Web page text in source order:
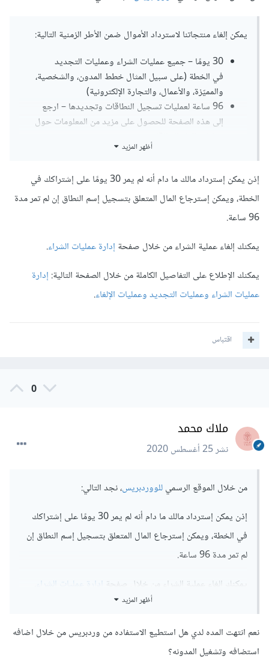
يمكن إلغاء منتجاتنا لاسترداد الأموال ضمن الأطر الزمنية التالية:
30 يومًا – جميع عمليات الشراء وعمليات التجديد
في الخطة (على سبيل المثال خطط المدون، والشخصية،
والمميّزة، والأعمال، والتجارة الإلكترونية)
96 ساعة لعمليات تسجيل النطاقات وتجديدها – ارجع
إلى هذه الصفحة للحصول على مزيد من المعلومات حول
30 يومًا من شراء خدمة النقل الموجَّه، أو بمجرد نقل الموقع
30 يومًا من شراء تراخيص البريد الإلكتروني الخاصة بـ G-
Suite والقوالب المميّزة
أظهر المزيد
إذن يمكن إسترداد مالك ما دام أنه لم يمر 30 يومًا على إشتراكك في
الخطة، ويمكن إسترجاع المال المتعلق بتسجيل إسم النطاق إن لم تمر مدة
96 ساعة.
يمكنك إلغاء عملية الشراء من خلال صفحةإدارة عمليات الشراء.
يمكنك الإطلاع على التفاصيل الكاملة من خلال الصفحة التالية: إدارة
عمليات الشراء وعمليات التجديد وعمليات الإلغاء.
اقتباس
0
ملاك محمد
نشر25 أغسطس 2020
من خلال الموقع الرسميللووردبريس، نجد التالي:
إذن يمكن إسترداد مالك ما دام أنه لم يمر 30 يومًا على إشتراكك
في الخطة، ويمكن إسترجاع المال المتعلق بتسجيل إسم النطاق إن
لم تمر مدة 96 ساعة.
يمكنك إلغاء عملية الشراء من خلال صفحة إدارة عمليات الشراء
عمليات الشراء وعمليات التجديد وعمليات الإلغاء.
أظهر المزيد
نعم انتهت المده لدي هل استطيع الاستفاده من وردبريس من خلال اضافه
استضافه وتشغيل المدونه؟